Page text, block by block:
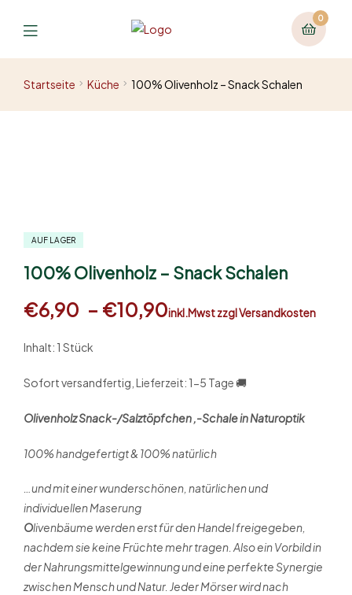
0
Startseite Küche 100% Olivenholz – Snack Schalen
AUF LAGER
100% Olivenholz – Snack Schalen
€6,90 – €10,90inkl.Mwst zzgl Versandkosten
Inhalt: 1 Stück
Sofort versandfertig, Lieferzeit: 1-5 Tage 🚚
Olivenholz Snack-/Salztöpfchen ,-Schale in Naturoptik
100% handgefertigt & 100% natürlich
…und mit einer wunderschönen, natürlichen und
individuellen Maserung
Olivenbäume werden erst für den Handel freigegeben,
nachdem sie keine Früchte mehr tragen. Also ein Vorbild in
der Nahrungsmittelgewinnung und eine perfekte Synergie
zwischen Mensch und Natur. Jeder Mörser wird nach